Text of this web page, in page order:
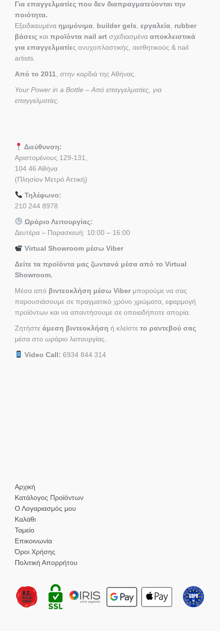
Για επαγγελματίες που δεν διαπραγματεύονται την
ποιότητα.
Εξειδικευμένα ημιμόνιμα builder gels εργαλεία rubber
βάσεις και προϊόντα nail art σχεδιασμένα αποκλειστικά
για επαγγελματίες ονυχοπλαστικής, αισθητικούς & nail
artists.
Από το 2011 , στην καρδιά της Αθήνας.
Your Power in a Bottle – Από επαγγελματίες, για
επαγγελματίες.
Διεύθυνση:
Αριστομένους 129-131,
104 46 Αθήνα
(Πλησίον Μετρό Αττική)
Τηλέφωνο:
210 244 8978
Ωράριο Λειτουργίας:
Δευτέρα – Παρασκευή: 10:00 – 16:00
Virtual Showroom μέσω Viber
Δείτε τα προϊόντα μας ζωντανά μέσα από το Virtual
Showroom.
Μέσα από βιντεοκλήση μέσω Viber μπορούμε να σας
παρουσιάσουμε σε πραγματικό χρόνο χρώματα, εφαρμογή
προϊόντων και να απαντήσουμε σε οποιαδήποτε απορία.
Ζητήστε άμεση βιντεοκλήση ή κλείστε το ραντεβού σας
μέσα στο ωράριο λειτουργίας.
Video Call: 6934 844 314
Αρχική
Κατάλογος Προϊόντων
Ο Λογαριασμός μου
Καλάθι
Ταμείο
Επικοινωνία
Όροι Χρήσης
Πολιτική Απορρήτου